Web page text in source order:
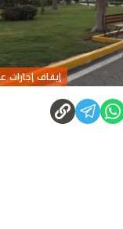
إيقاف إجازات